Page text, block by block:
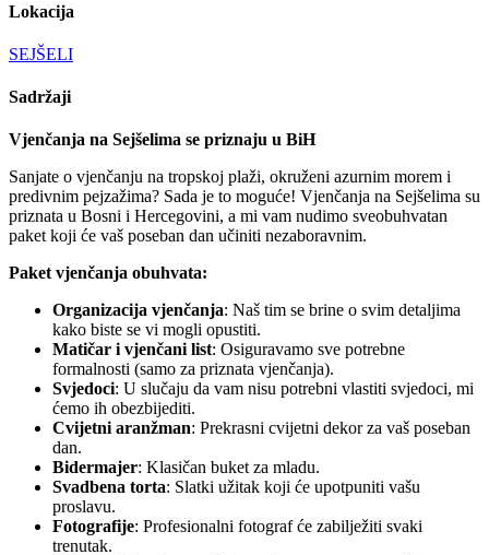
Lokacija
SEJŠELI
Sadržaji
Vjenčanja na Sejšelima se priznaju u BiH
Sanjate o vjenčanju na tropskoj plaži, okruženi azurnim morem i
predivnim pejzažima? Sada je to moguće! Vjenčanja na Sejšelima su
priznata u Bosni i Hercegovini, a mi vam nudimo sveobuhvatan
paket koji će vaš poseban dan učiniti nezaboravnim.
Paket vjenčanja obuhvata:
Organizacija vjenčanja: Naš tim se brine o svim detaljima
kako biste se vi mogli opustiti.
Matičar i vjenčani list: Osiguravamo sve potrebne
formalnosti (samo za priznata vjenčanja).
Svjedoci: U slučaju da vam nisu potrebni vlastiti svjedoci, mi
ćemo ih obezbijediti.
Cvijetni aranžman: Prekrasni cvijetni dekor za vaš poseban
dan.
Bidermajer: Klasičan buket za mladu.
Svadbena torta: Slatki užitak koji će upotpuniti vašu
proslavu.
Fotografije: Profesionalni fotograf će zabilježiti svaki
trenutak.